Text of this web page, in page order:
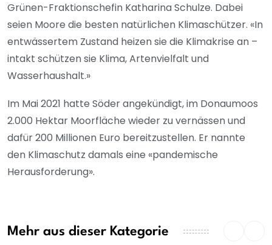
Grünen-Fraktionschefin Katharina Schulze. Dabei
seien Moore die besten natürlichen Klimaschützer. «In
entwässertem Zustand heizen sie die Klimakrise an –
intakt schützen sie Klima, Artenvielfalt und
Wasserhaushalt.»
Im Mai 2021 hatte Söder angekündigt, im Donaumoos
2.000 Hektar Moorfläche wieder zu vernässen und
dafür 200 Millionen Euro bereitzustellen. Er nannte
den Klimaschutz damals eine «pandemische
Herausforderung».
Mehr aus dieser Kategorie